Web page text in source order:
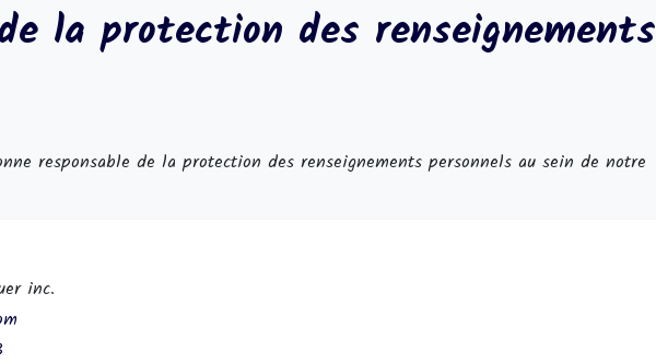
la protection des renseignements
responsable de la protection des renseignements personnels au sein de notre
inc.